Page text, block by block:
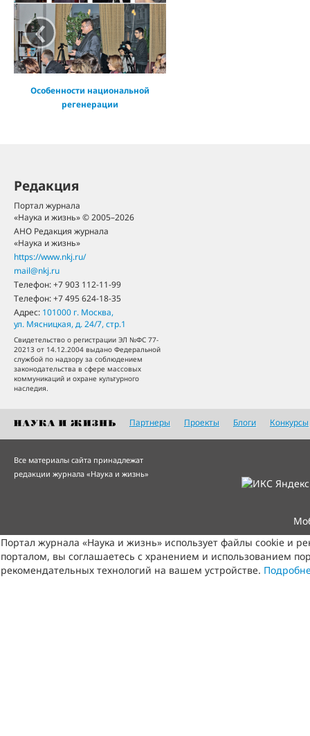
Особенности национальной
регенерации
‹
Редакция
Портал журнала
«Наука и жизнь» © 2005–2026
АНО Редакция журнала
«Наука и жизнь»
https://www.nkj.ru/
mail@nkj.ru
Телефон:+7 903 112-11-99
Телефон:+7 495 624-18-35
Адрес: 101000 г. Москва,
ул. Мясницкая, д. 24/7, стр.1
Свидетельство о регистрации ЭЛ №ФС 77-
20213 от 14.12.2004 выдано Федеральной
службой по надзору за соблюдением
законодательства в сфере массовых
коммуникаций и охране культурного
наследия.
Партнеры Проекты Блоги Конкурсы
Все материалы сайта принадлежат
редакции журнала «Наука и жизнь»
Портал журнала «Наука и жизнь» использует файлы cookie и
порталом, вы соглашаетесь с хранением и использованием
рекомендательных технологий на вашем устройстве.